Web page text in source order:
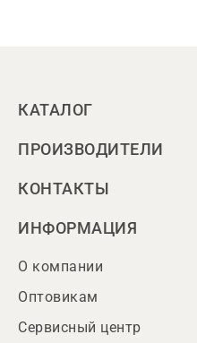
КАТАЛОГ
ПРОИЗВОДИТЕЛИ
КОНТАКТЫ
ИНФОРМАЦИЯ
О компании
Оптовикам
Сервисный центр